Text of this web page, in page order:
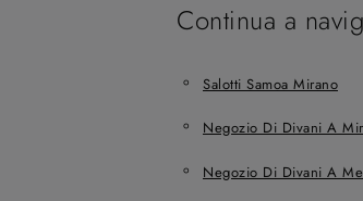
Continua a
Salotti Samoa Mirano
Negozio Di Divani A
Negozio Di Divani A